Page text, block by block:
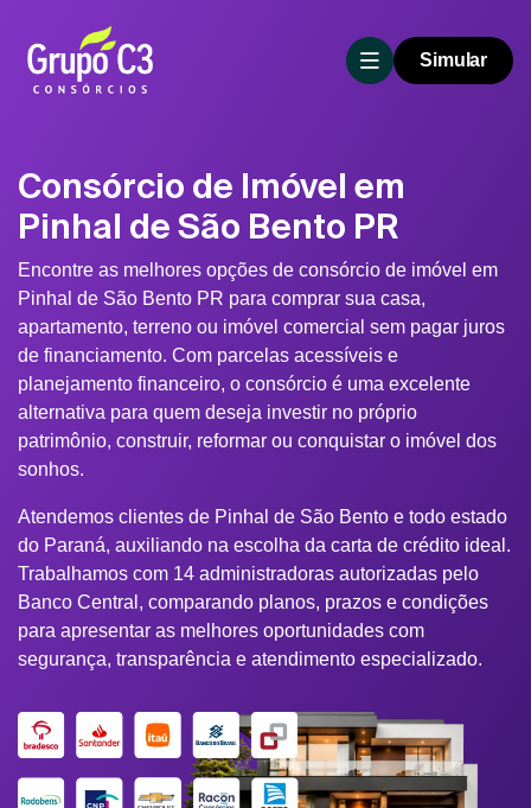
Simular
Consórcio de Imóvel em
Pinhal de São Bento PR
Encontre as melhores opções de consórcio de imóvel em
Pinhal de São Bento PR para comprar sua casa,
apartamento, terreno ou imóvel comercial sem pagar juros
de financiamento. Com parcelas acessíveis e
planejamento financeiro, o consórcio é uma excelente
alternativa para quem deseja investir no próprio
patrimônio, construir, reformar ou conquistar o imóvel dos
sonhos.
Atendemos clientes de Pinhal de São Bento e todo estado
do Paraná, auxiliando na escolha da carta de crédito ideal.
Trabalhamos com 14 administradoras autorizadas pelo
Banco Central, comparando planos, prazos e condições
para apresentar as melhores oportunidades com
segurança, transparência e atendimento especializado.